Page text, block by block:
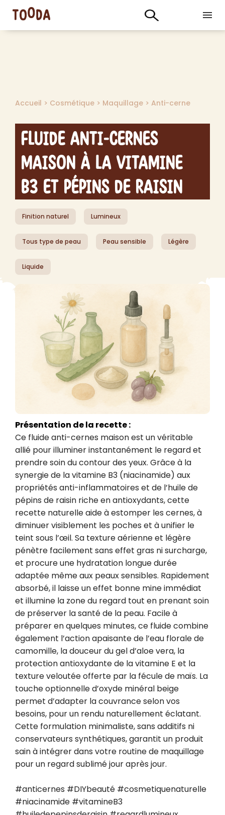
Accueil > Cosmétique > Maquillage > Anti-cerne
Fluide Anti-Cernes
Maison à la Vitamine
B3 et Pépins de Raisin
Finition naturel Lumineux
Tous type de peau Peau sensible Légère
Liquide
Présentation de la recette :
Ce fluide anti-cernes maison est un véritable
allié pour illuminer instantanément le regard et
prendre soin du contour des yeux. Grâce à la
synergie de la vitamine B3 (niacinamide) aux
propriétés anti-inflammatoires et de l’huile de
pépins de raisin riche en antioxydants, cette
recette naturelle aide à estomper les cernes, à
diminuer visiblement les poches et à unifier le
teint sous l’œil. Sa texture aérienne et légère
pénètre facilement sans effet gras ni surcharge,
et procure une hydratation longue durée
adaptée même aux peaux sensibles. Rapidement
absorbé, il laisse un effet bonne mine immédiat
et illumine la zone du regard tout en prenant soin
de préserver la santé de la peau. Facile à
préparer en quelques minutes, ce fluide combine
également l’action apaisante de l’eau florale de
camomille, la douceur du gel d’aloe vera, la
protection antioxydante de la vitamine E et la
texture veloutée offerte par la fécule de maïs. La
touche optionnelle d’oxyde minéral beige
permet d’adapter la couvrance selon vos
besoins, pour un rendu naturellement éclatant.
Cette formulation minimaliste, sans additifs ni
conservateurs synthétiques, garantit un produit
sain à intégrer dans votre routine de maquillage
pour un regard sublimé jour après jour.
#anticernes #DIYbeauté #cosmetiquenaturelle
#niacinamide #vitamineB3